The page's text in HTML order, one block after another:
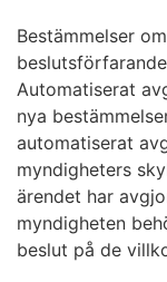
Bestämmelser
Automatiserat
nya
automatiserat
myndigheters
ärendet har
myndigheten
beslut på de